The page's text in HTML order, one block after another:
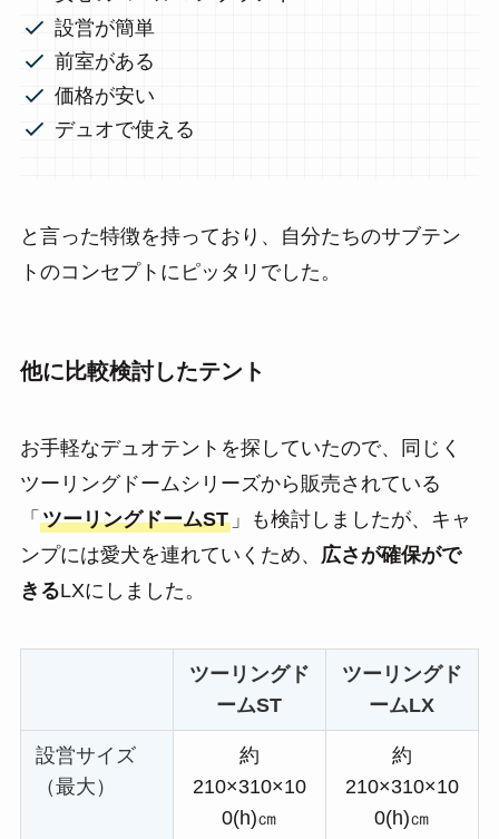
設営が簡単
前室がある
価格が安い
デュオで使える
と言った特徴を持っており、自分たちのサブテン
トのコンセプトにピッタリでした。
他に比較検討したテント
お手軽なデュオテントを探していたので、同じく
ツーリングドームシリーズから販売されている
「 ツーリングドームST」も検討しましたが、キャ
ンプには愛犬を連れていくため、 広さが確保がで
きるLXにしました。
ツーリングド
ームST
ツーリングド
ームLX
設営サイズ
（最大）
約
210×310×10
0(h)㎝
約
210×310×10
0(h)㎝